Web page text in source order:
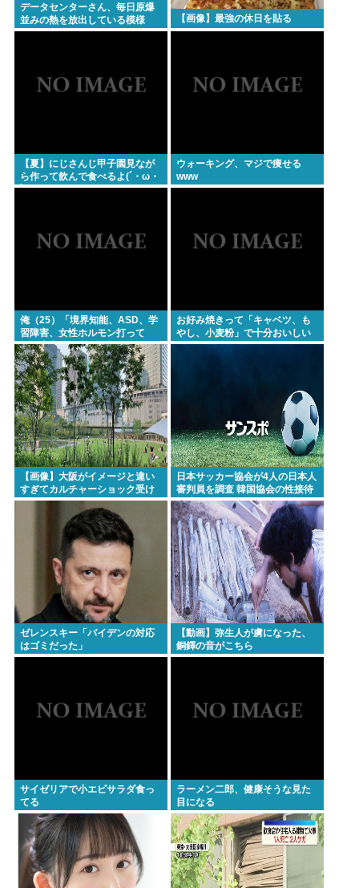
うつろな目で高額ギフトをねだり続け
る・・・・・・・・・
と酷評も再放送で視聴率30％超えwww
ラーメン二郎「もう食わない？ さっきは食べれるっ
て言ったじゃねーか！」（ヽ´ん`）「」 反論できる？
現在ヤフコメ時速ランキング1位の記事がこれ。どう
い
クーラーつけるくらいなら死を選ぶ 7割超え
Powered by livedoor 相互RSS
データセンターさん、毎日原爆
並みの熱を放出している模様
【画像】最強の休日を貼る
【夏】にじさんじ甲子園見なが
ら作って飲んで食べるよ(´・ω・
`)
ウォーキング、マジで痩せる
www
俺（25）「境界知能、ASD、学
習障害、女性ホルモン打って
る、実家が細い、父親がアル
中」⇦こいつが何歳でジサツする
か予想しようぜWW
お好み焼きって「キャベツ、も
やし、小麦粉」で十分おいしい
よね？
【画像】大阪がイメージと違い
すぎてカルチャーショック受け
てる
日本サッカー協会が4人の日本人
審判員を調査 韓国協会の性接待
疑惑で
ゼレンスキー「バイデンの対応
はゴミだった」
【動画】弥生人が虜になった、
銅鐸の音がこちら
サイゼリアで小エビサラダ食っ
てる
ラーメン二郎、健康そうな見た
目になる